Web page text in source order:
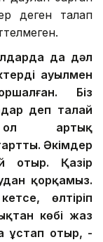
деген талап
да дәл
ауылмен
Біз
деп талай
артық
Әкімдер
отыр. Қазір
қорқамыз.
өлтіріп
көбі жаз
ұстап отыр, -